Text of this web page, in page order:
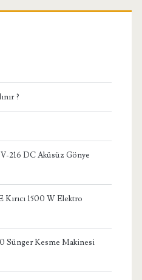
?
216 DC Aküsüz Gönye
Kırıcı 1500 W Elektro
Sünger Kesme Makinesi